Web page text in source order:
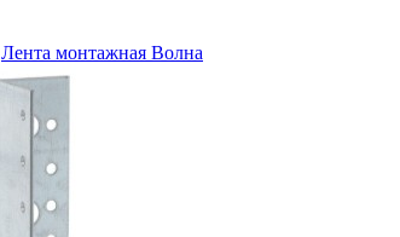
Лента монтажная Волна